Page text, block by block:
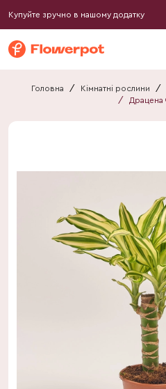
Купуйте зручно в нашому додатку
Головна / Кімнатні рослини /
/